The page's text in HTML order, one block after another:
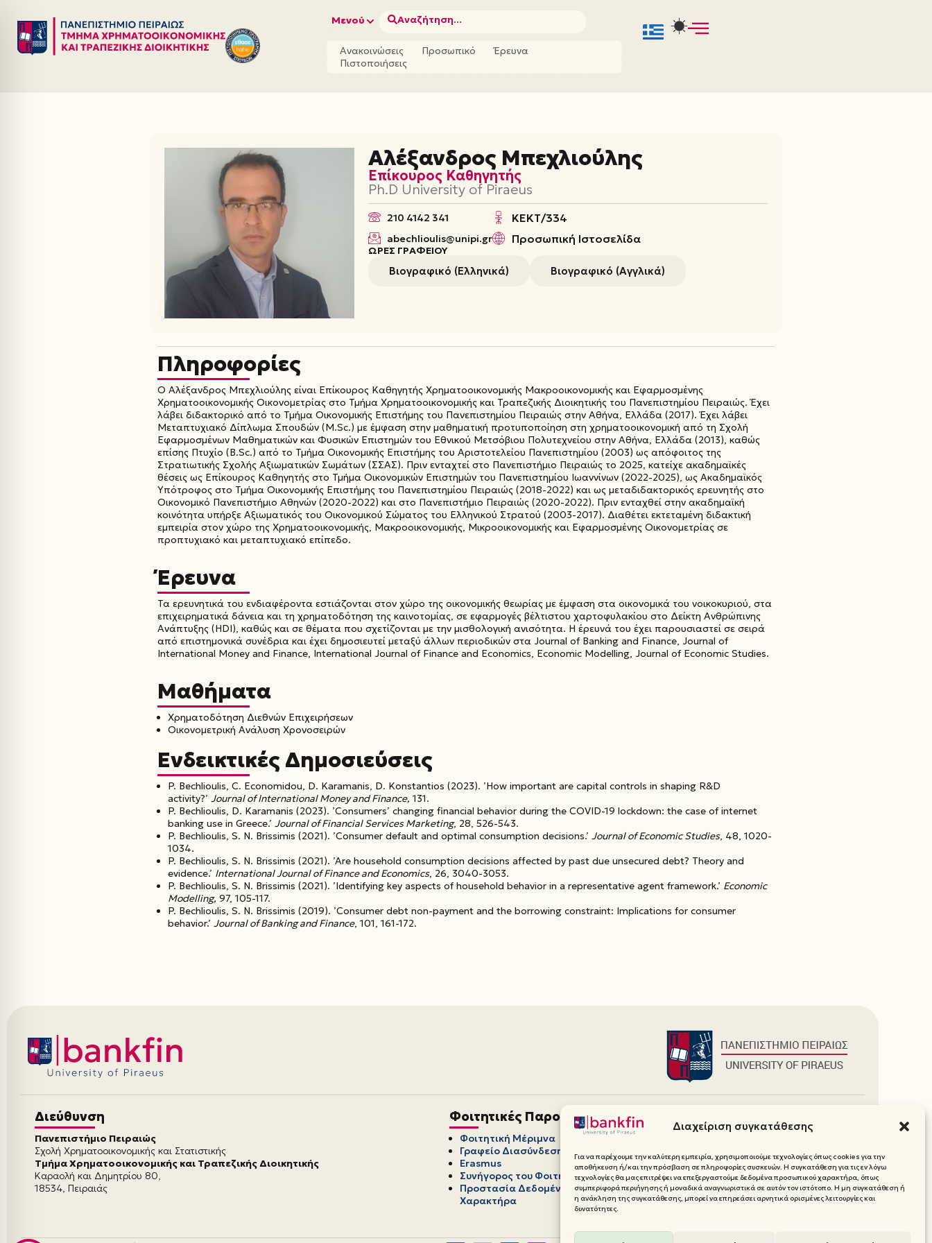
Διαχείριση συγκατάθεσης
Για να παρέχουμε την καλύτερη εμπειρία, χρησιμοποιούμε τεχνολογίες όπως cookies για την
αποθήκευση ή/και την πρόσβαση σε πληροφορίες συσκευών. Η συγκατάθεση για τις εν λόγω
τεχνολογίες θα μας επιτρέψει να επεξεργαστούμε δεδομένα προσωπικού χαρακτήρα, όπως
συμπεριφορά περιήγησης ή μοναδικά αναγνωριστικά σε αυτόν τον ιστότοπο. Η μη συγκατάθεση ή
η ανάκληση της συγκατάθεσης, μπορεί να επηρεάσει αρνητικά ορισμένες λειτουργίες και
δυνατότητες.
Μεταπηδήστε
στο
Μενού Αναζήτηση...
Ανακοινώσεις Προσωπικό
Έρευνα
Πιστοποιήσεις
Αλέξανδρος Μπεχλιούλης
Επίκουρος Καθηγητής
Ph.D University of Piraeus
210 4142 341
abechlioulis@unipi.gr
ΚΕΚΤ/334
Προσωπική Ιστοσελίδα
ΏΡΕΣ ΓΡΑΦΕΊΟΥ
Βιογραφικό (Ελληνικά) Βιογραφικό (Αγγλικά)
Πληροφορίες
Ο Αλέξανδρος Μπεχλιούλης είναι Επίκουρος Καθηγητής Χρηματοοικονομικής Μακροοικονομικής και Εφαρμοσμένης
Χρηματοοικονομικής Οικονομετρίας στο Τμήμα Χρηματοοικονομικής και Τραπεζικής Διοικητικής του Πανεπιστημίου Πειραιώς. Έχει
λάβει διδακτορικό από το Τμήμα Οικονομικής Επιστήμης του Πανεπιστημίου Πειραιώς στην Αθήνα, Ελλάδα (2017). Έχει λάβει
Μεταπτυχιακό Δίπλωμα Σπουδών (M.Sc.) με έμφαση στην μαθηματική προτυποποίηση στη χρηματοοικονομική από τη Σχολή
Εφαρμοσμένων Μαθηματικών και Φυσικών Επιστημών του Εθνικού Μετσόβιου Πολυτεχνείου στην Αθήνα, Ελλάδα (2013), καθώς
επίσης Πτυχίο (B.Sc.) από το Τμήμα Οικονομικής Επιστήμης του Αριστοτελείου Πανεπιστημίου (2003) ως απόφοιτος της
Στρατιωτικής Σχολής Αξιωματικών Σωμάτων (ΣΣΑΣ). Πριν ενταχτεί στο Πανεπιστήμιο Πειραιώς το 2025, κατείχε ακαδημαϊκές
θέσεις ως Επίκουρος Καθηγητής στο Τμήμα Οικονομικών Επιστημών του Πανεπιστημίου Ιωαννίνων (2022-2025), ως Ακαδημαϊκός
Υπότροφος στο Τμήμα Οικονομικής Επιστήμης του Πανεπιστημίου Πειραιώς (2018-2022) και ως μεταδιδακτορικός ερευνητής στο
Οικονομικό Πανεπιστήμιο Αθηνών (2020-2022) και στο Πανεπιστήμιο Πειραιώς (2020-2022). Πριν ενταχθεί στην ακαδημαϊκή
κοινότητα υπήρξε Αξιωματικός του Οικονομικού Σώματος του Ελληνικού Στρατού (2003-2017). Διαθέτει εκτεταμένη διδακτική
εμπειρία στον χώρο της Χρηματοοικονομικής, Μακροοικονομικής, Μικροοικονομικής και Εφαρμοσμένης Οικονομετρίας σε
προπτυχιακό και μεταπτυχιακό επίπεδο.
Έρευνα
Τα ερευνητικά του ενδιαφέροντα εστιάζονται στον χώρο της οικονομικής θεωρίας με έμφαση στα οικονομικά του νοικοκυριού, στα
επιχειρηματικά δάνεια και τη χρηματοδότηση της καινοτομίας, σε εφαρμογές βέλτιστου χαρτοφυλακίου στο Δείκτη Ανθρώπινης
Ανάπτυξης (HDI), καθώς και σε θέματα που σχετίζονται με την μισθολογική ανισότητα. Η έρευνά του έχει παρουσιαστεί σε σειρά
από επιστημονικά συνέδρια και έχει δημοσιευτεί μεταξύ άλλων περιοδικών στα Journal of Banking and Finance, Journal of
International Money and Finance, International Journal of Finance and Economics, Economic Modelling, Journal of Economic Studies.
Μαθήματα
Χρηματοδότηση Διεθνών Επιχειρήσεων
Οικονομετρική Ανάλυση Χρονοσειρών
Ενδεικτικές Δημοσιεύσεις
P. Bechlioulis, C. Economidou, D. Karamanis, D. Konstantios (2023). ’How important are capital controls in shaping R&D
activity?’ Journal of International Money and Finance, 131.
P. Bechlioulis, D. Karamanis (2023). ’Consumers’ changing financial behavior during the COVID-19 lockdown: the case of internet
banking use in Greece.’ Journal of Financial Services Marketing, 28, 526-543.
P. Bechlioulis, S. N. Brissimis (2021). ’Consumer default and optimal consumption decisions.’ Journal of Economic Studies, 48, 1020-
1034.
P. Bechlioulis, S. N. Brissimis (2021). ’Are household consumption decisions affected by past due unsecured debt? Theory and
evidence.’ International Journal of Finance and Economics, 26, 3040-3053.
P. Bechlioulis, S. N. Brissimis (2021). ’Identifying key aspects of household behavior in a representative agent framework.’ Economic
Modelling, 97, 105-117.
P. Bechlioulis, S. N. Brissimis (2019). ’Consumer debt non-payment and the borrowing constraint: Implications for consumer
behavior.’ Journal of Banking and Finance, 101, 161-172.
Διεύθυνση
Πανεπιστήμιο Πειραιώς
Σχολή Χρηματοοικονομικής και Στατιστικής
Τμήμα Χρηματοοικονομικής και Τραπεζικής Διοικητικής
Καραολή και Δημητρίου 80,
18534, Πειραιάς
Φοιτητικές Παροχές
Φοιτητική Μέριμνα
Γραφείο Διασύνδεσης
Erasmus
Συνήγορος του Φοιτητή
Προστασία Δεδομένων Προσωπικού
Χαρακτήρα
Media Pack (Λογότυπα, Χρώματα)
Επικοινωνία